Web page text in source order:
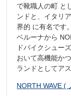
で靴職人の町 と
ンドと、イタリ
界的 に有名です
ベルーナから
ドバイクシュー
おいて高機能か
ランドとしてア
NORTH WAVE (